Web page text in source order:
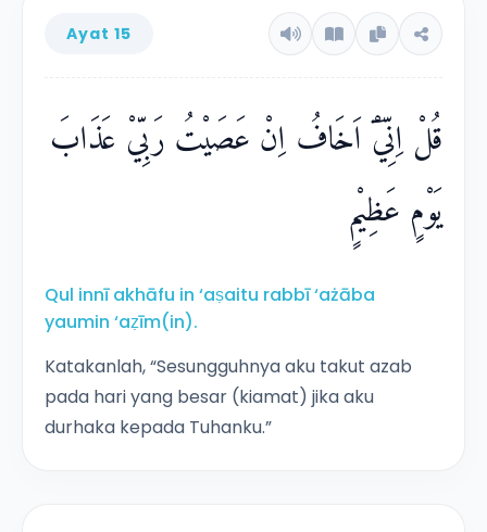
Ayat 15
قُلْ اِنِّيْٓ اَخَافُ اِنْ عَصَيْتُ رَبِّيْ عَذَابَ
يَوْمٍ عَظِيْمٍ
Qul innī akhāfu in ‘aṣaitu rabbī ‘ażāba
yaumin ‘aẓīm(in).
Katakanlah, “Sesungguhnya aku takut azab
pada hari yang besar (kiamat) jika aku
durhaka kepada Tuhanku.”